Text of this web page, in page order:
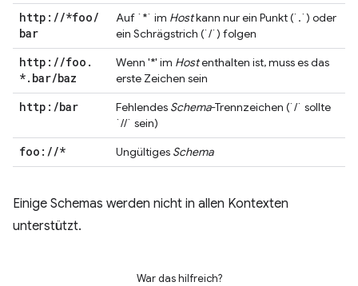
http: //*foo/
bar
Auf `*` im Hostkann nur ein Punkt (`.`) oder
ein Schrägstrich (`/`) folgen
http: //foo .
*. bar/baz
Wenn '*' im Hostenthalten ist, muss es das
erste Zeichen sein
http: /bar Fehlendes Schema-Trennzeichen (`/` sollte
`//` sein)
foo: //* Ungültiges Schema
Einige Schemas werden nicht in allen Kontexten
unterstützt.
War das hilfreich?